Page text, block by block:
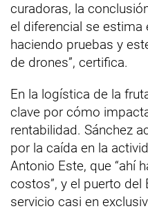
curadoras, la
el diferencial se estima
haciendo pruebas y
de drones”, certifica.
En la logística de la
clave por cómo
rentabilidad. Sánchez
por la caída en la
Antonio Este, que “ahí
costos”, y el puerto del
servicio casi en